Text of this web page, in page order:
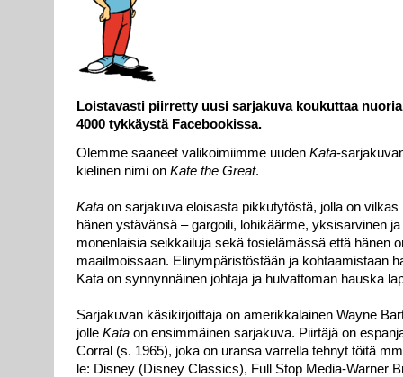
Lois­ta­vas­ti piir­ret­ty uu­si sar­ja­ku­va kou­kut­taa
4000 tyk­käys­tä Face­boo­kis­sa.
Olem­me saa­neet va­li­koi­miim­me uu­den Ka­ta-
kie­li­nen ni­mi on Ka­te the Great.
Ka­taon sar­ja­ku­va eloi­sas­ta pik­ku­ty­tös­tä, jol­la on vil­kas
hä­nen ys­tä­vän­sä – gar­goi­li, lo­hi­käär­me, yk­si­sar­vi­nen
mo­nen­lai­sia seik­kai­lu­ja se­kä to­sie­lä­mäs­sä et­tä hä­nen
maa­il­mois­saan. Eli­nym­pä­ris­tös­tään ja koh­taa­mis­taan
Ka­ta on syn­nyn­näi­nen joh­ta­ja ja hul­vat­to­man haus­ka
Sar­ja­ku­van kä­si­kir­joit­ta­ja on ame­rik­ka­lai­nen Way­ne
jol­le Ka­taon en­sim­mäi­nen sar­ja­ku­va. Piir­tä­jä on
Cor­ral (s. 1965), jo­ka on uran­sa var­rel­la teh­nyt töi­tä
le: Dis­ney (Dis­ney Clas­sics), Full Stop Me­dia-War­ner